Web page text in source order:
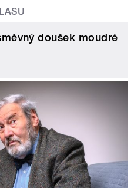
doušek moudré